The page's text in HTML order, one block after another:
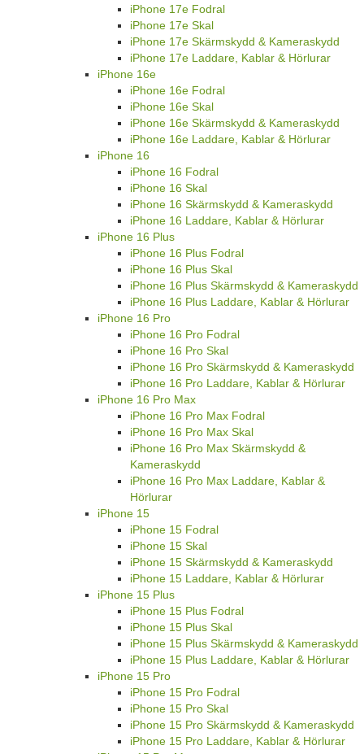
iPhone 17e Fodral
iPhone 17e Skal
iPhone 17e Skärmskydd & Kameraskydd
iPhone 17e Laddare, Kablar & Hörlurar
iPhone 16e
iPhone 16e Fodral
iPhone 16e Skal
iPhone 16e Skärmskydd & Kameraskydd
iPhone 16e Laddare, Kablar & Hörlurar
iPhone 16
iPhone 16 Fodral
iPhone 16 Skal
iPhone 16 Skärmskydd & Kameraskydd
iPhone 16 Laddare, Kablar & Hörlurar
iPhone 16 Plus
iPhone 16 Plus Fodral
iPhone 16 Plus Skal
iPhone 16 Plus Skärmskydd & Kameraskydd
iPhone 16 Plus Laddare, Kablar & Hörlurar
iPhone 16 Pro
iPhone 16 Pro Fodral
iPhone 16 Pro Skal
iPhone 16 Pro Skärmskydd & Kameraskydd
iPhone 16 Pro Laddare, Kablar & Hörlurar
iPhone 16 Pro Max
iPhone 16 Pro Max Fodral
iPhone 16 Pro Max Skal
iPhone 16 Pro Max Skärmskydd &
Kameraskydd
iPhone 16 Pro Max Laddare, Kablar &
Hörlurar
iPhone 15
iPhone 15 Fodral
iPhone 15 Skal
iPhone 15 Skärmskydd & Kameraskydd
iPhone 15 Laddare, Kablar & Hörlurar
iPhone 15 Plus
iPhone 15 Plus Fodral
iPhone 15 Plus Skal
iPhone 15 Plus Skärmskydd & Kameraskydd
iPhone 15 Plus Laddare, Kablar & Hörlurar
iPhone 15 Pro
iPhone 15 Pro Fodral
iPhone 15 Pro Skal
iPhone 15 Pro Skärmskydd & Kameraskydd
iPhone 15 Pro Laddare, Kablar & Hörlurar